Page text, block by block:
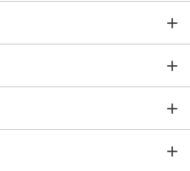
配良好的生活習慣，才能真的
需求，請依照各益生菌每天建